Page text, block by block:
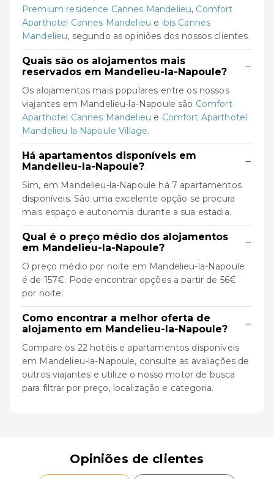
Premium residence Cannes Mandelieu, Comfort
Aparthotel Cannes Mandelieu e ibis Cannes
Mandelieu, segundo as opiniões dos nossos clientes.
Quais são os alojamentos mais
reservados em Mandelieu-la-Napoule?
−
Os alojamentos mais populares entre os nossos
viajantes em Mandelieu-la-Napoule são Comfort
Aparthotel Cannes Mandelieu e Comfort Aparthotel
Mandelieu la Napoule Village.
Há apartamentos disponíveis em
Mandelieu-la-Napoule?
−
Sim, em Mandelieu-la-Napoule há 7 apartamentos
disponíveis. São uma excelente opção se procura
mais espaço e autonomia durante a sua estadia.
Qual é o preço médio dos alojamentos
em Mandelieu-la-Napoule?
−
O preço médio por noite em Mandelieu-la-Napoule
é de 157€. Pode encontrar opções a partir de 56€
por noite.
Como encontrar a melhor oferta de
alojamento em Mandelieu-la-Napoule?
−
Compare os 22 hotéis e apartamentos disponíveis
em Mandelieu-la-Napoule, consulte as avaliações de
outros viajantes e utilize o nosso motor de busca
para filtrar por preço, localização e categoria.
Opiniões de clientes